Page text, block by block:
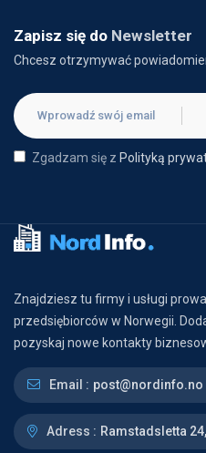
Zapisz się do Newsletter
Chcesz otrzymywać
Zgadzam się z Polityką
Znajdziesz tu firmy i usługi
przedsiębiorców w Norwegii.
pozyskaj nowe kontakty
Email : post@nordinfo.no
Adress : Ramstadsletta